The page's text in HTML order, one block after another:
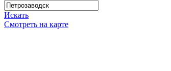
Искать
Смотреть на карте